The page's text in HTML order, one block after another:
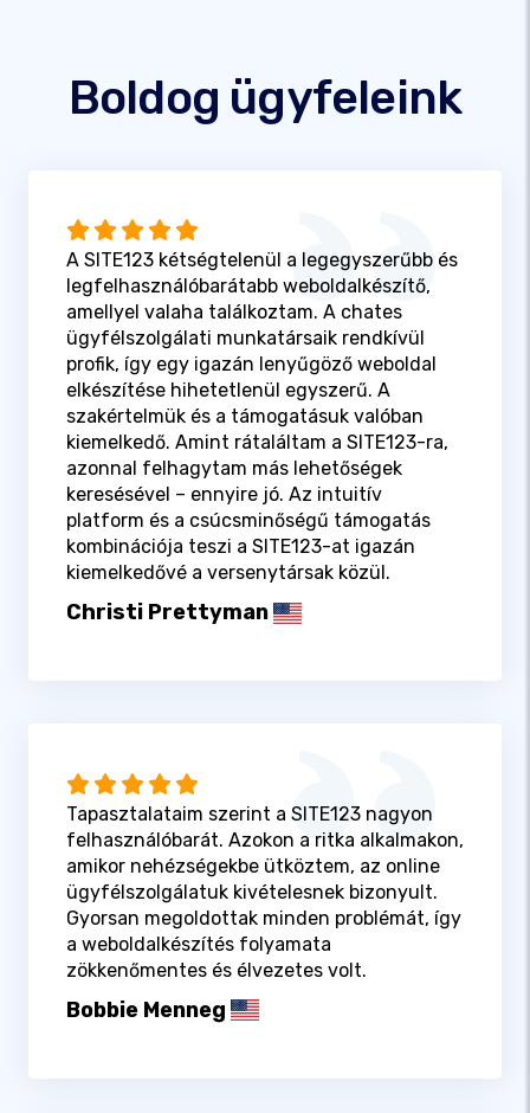
Boldog ügyfeleink
A SITE123 kétségtelenül a legegyszerűbb és
legfelhasználóbarátabb weboldalkészítő,
amellyel valaha találkoztam. A chates
ügyfélszolgálati munkatársaik rendkívül
profik, így egy igazán lenyűgöző weboldal
elkészítése hihetetlenül egyszerű. A
szakértelmük és a támogatásuk valóban
kiemelkedő. Amint rátaláltam a SITE123-ra,
azonnal felhagytam más lehetőségek
keresésével – ennyire jó. Az intuitív
platform és a csúcsminőségű támogatás
kombinációja teszi a SITE123-at igazán
kiemelkedővé a versenytársak közül.
Christi Prettyman
Tapasztalataim szerint a SITE123 nagyon
felhasználóbarát. Azokon a ritka alkalmakon,
amikor nehézségekbe ütköztem, az online
ügyfélszolgálatuk kivételesnek bizonyult.
Gyorsan megoldottak minden problémát, így
a weboldalkészítés folyamata
zökkenőmentes és élvezetes volt.
Bobbie Menneg